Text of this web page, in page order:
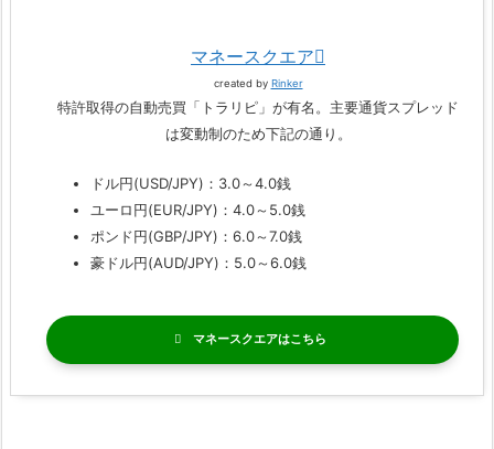
マネースクエア
created by Rinker
特許取得の自動売買「トラリピ」が有名。主要通貨スプレッド
は変動制のため下記の通り。
ドル円(USD/JPY)：3.0～4.0銭
ユーロ円(EUR/JPY)：4.0～5.0銭
ポンド円(GBP/JPY)：6.0～7.0銭
豪ドル円(AUD/JPY)：5.0～6.0銭
マネースクエア